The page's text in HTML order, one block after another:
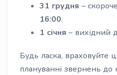
31 грудня –
16:00.
1 січня – вихідний
Будь ласка, враховуйте
плануванні звернень до